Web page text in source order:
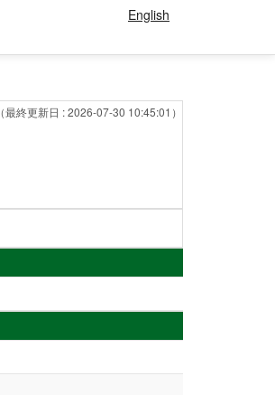
English
（最終更新日 : 2026-07-30 10:45:01）